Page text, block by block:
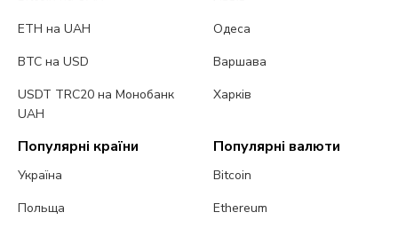
ETH на UAH
BTC на USD
USDT TRC20 на Монобанк
UAH
Одеса
Варшава
Харків
Популярні країни
Україна
Польща
Популярні валюти
Bitcoin
Ethereum